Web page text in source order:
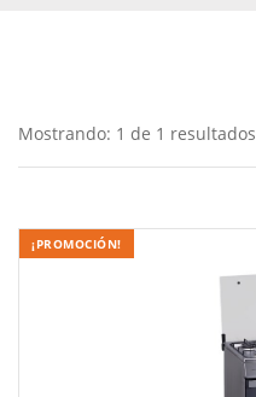
Mostrando: 1 de 1 resultados
¡PROMOCIÓN!